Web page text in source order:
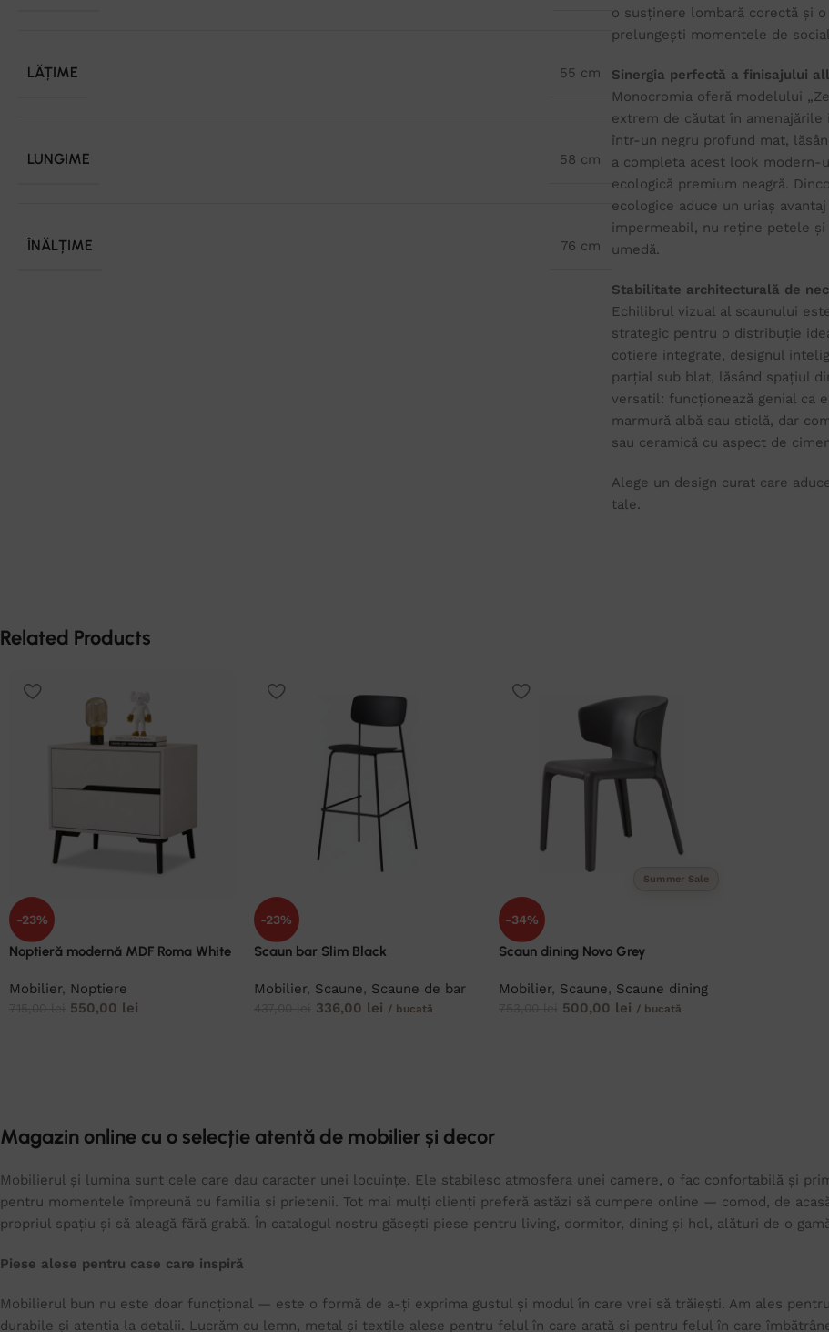
LĂȚIME 55 cm
LUNGIME 58 cm
ÎNĂLȚIME 76 cm
o susținere lombară corectă și
prelungești momentele de
Sinergia perfectă a finisajului
Monocromia oferă modelului
extrem de căutat în
într-un negru profund mat,
a completa acest look modern-
ecologică premium neagră.
ecologice aduce un uriaș
impermeabil, nu reține petele
umedă.
Stabilitate architecturală de
Echilibrul vizual al scaunului
strategic pentru o distribuție
cotiere integrate, designul
parțial sub blat, lăsând spațiul
versatil: funcționează genial ca
marmură albă sau sticlă, dar
sau ceramică cu aspect de
Alege un design curat care
tale.
Related Products
-23%
Noptieră modernă MDF Roma White
Mobilier, Noptiere
550,00 lei
-23%
Scaun bar Slim Black
Mobilier, Scaune, Scaune de bar
336,00 lei / bucată
Summer Sale
-34%
Scaun dining Novo Grey
Mobilier, Scaune, Scaune dining
500,00 lei / bucată
Magazin online cu o selecție atentă de mobilier și decor
Mobilierul și lumina sunt cele care dau caracter unei locuințe. Ele stabilesc atmosfera unei camere, o fac confortabilă și
pentru momentele împreună cu familia și prietenii. Tot mai mulți clienți preferă astăzi să cumpere online — comod, de
propriul spațiu și să aleagă fără grabă. În catalogul nostru găsești piese pentru living, dormitor, dining și hol, alături de o
Piese alese pentru case care inspiră
Mobilierul bun nu este doar funcțional — este o formă de a-ți exprima gustul și modul în care vrei să trăiești. Am ales
durabile și atenția la detalii. Lucrăm cu lemn, metal și textile alese pentru felul în care arată și pentru felul în care